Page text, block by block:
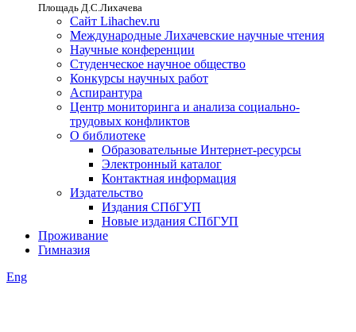
Площадь Д.С.Лихачева
Сайт Lihachev.ru
Международные Лихачевские научные чтения
Научные конференции
Студенческое научное общество
Конкурсы научных работ
Аспирантура
Центр мониторинга и анализа социально-
трудовых конфликтов
О библиотеке
Образовательные Интернет-ресурсы
Электронный каталог
Контактная информация
Издательство
Издания СПбГУП
Новые издания СПбГУП
Проживание
Гимназия
Eng